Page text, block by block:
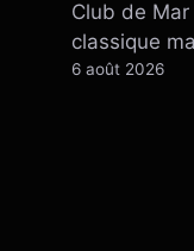
Club de
classique
6 août 2026